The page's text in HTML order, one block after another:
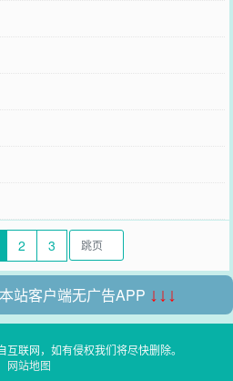
2 3
站客户端无广告APP ↓↓↓
联网，如有侵权我们将尽快删除。
网站地图